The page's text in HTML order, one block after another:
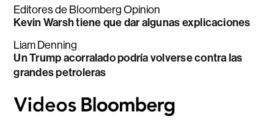
Editores de Bloomberg Opinion
Kevin Warsh tiene que dar algunas explicaciones
Liam Denning
Un Trump acorralado podría volverse contra las
grandes petroleras